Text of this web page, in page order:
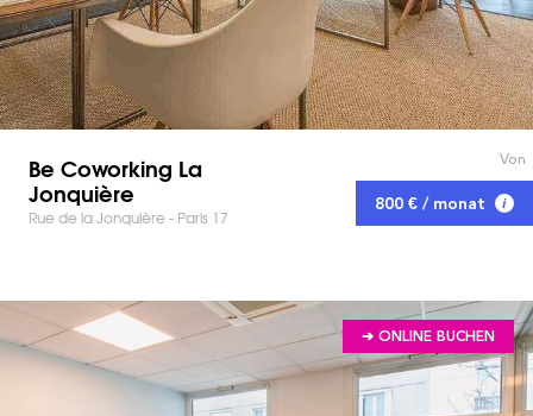
Be Coworking La
Jonquière
Rue de la Jonquière - Paris 17
Von
800 € / monat
➔ ONLINE BUCHEN